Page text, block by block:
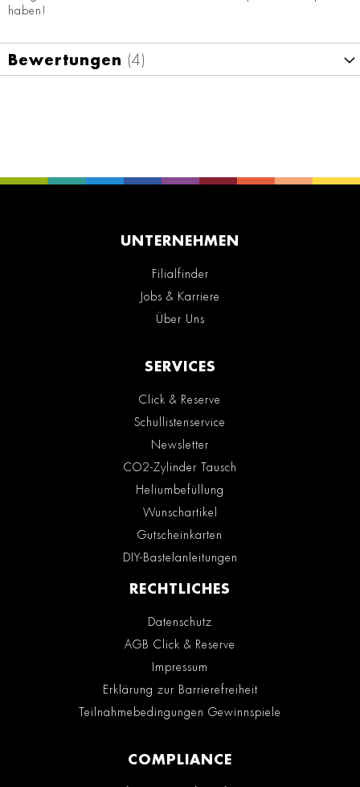
haben!
Bewertungen 4
UNTERNEHMEN
Filialfinder
Jobs & Karriere
Über Uns
SERVICES
Click & Reserve
Schullistenservice
Newsletter
CO2-Zylinder Tausch
Heliumbefüllung
Wunschartikel
Gutscheinkarten
DIY-Bastelanleitungen
RECHTLICHES
Datenschutz
AGB Click & Reserve
Impressum
Erklärung zur Barrierefreiheit
Teilnahmebedingungen Gewinnspiele
COMPLIANCE